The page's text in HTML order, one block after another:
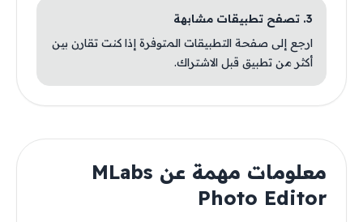
3. تصفح تطبيقات مشابهة
ارجع إلى صفحة التطبيقات المتوفرة إذا كنت تقارن بين
أكثر من تطبيق قبل الاشتراك.
معلومات مهمة عن MLabs
Photo Editor